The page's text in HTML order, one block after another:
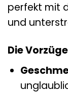
perfekt mit
und
Die